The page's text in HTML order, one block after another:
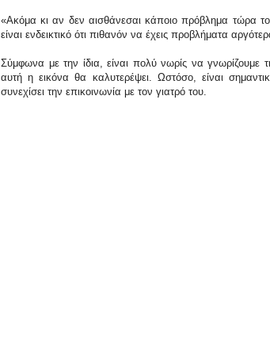
«Ακόμα κι αν δεν αισθάνεσαι κάποιο πρόβλημα τώρα
είναι ενδεικτικό ότι πιθανόν να έχεις προβλήματα
Σύμφωνα με την ίδια, είναι πολύ νωρίς να γνωρίζουμε
αυτή η εικόνα θα καλυτερέψει. Ωστόσο, είναι
συνεχίσει την επικοινωνία με τον γιατρό του.